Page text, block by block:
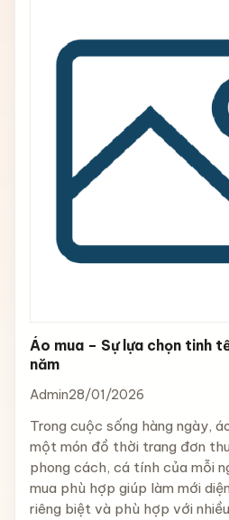
Áo mua – Sự lựa chọn tinh
năm
Admin28/01/2026
Trong cuộc sống hàng ngày,
một món đồ thời trang đơn
phong cách, cá tính của mỗi
mua phù hợp giúp làm mới
riêng biệt và phù hợp với